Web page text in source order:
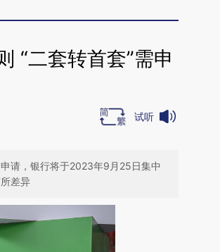
“二套转首套”需申
试听
请，银行将于2023年9月25日集中
差异